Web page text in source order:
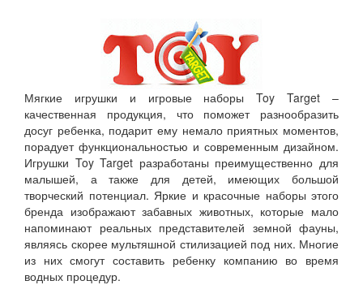
Мягкие игрушки и игровые наборы Toy Target –
качественная продукция, что поможет разнообразить
досуг ребенка, подарит ему немало приятных моментов,
порадует функциональностью и современным дизайном.
Игрушки Toy Target разработаны преимущественно для
малышей, а также для детей, имеющих большой
творческий потенциал. Яркие и красочные наборы этого
бренда изображают забавных животных, которые мало
напоминают реальных представителей земной фауны,
являясь скорее мультяшной стилизацией под них. Многие
из них смогут составить ребенку компанию во время
водных процедур.